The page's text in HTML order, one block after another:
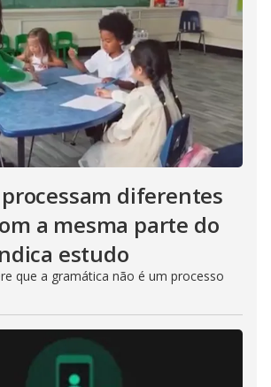
diferentes
a mesma parte do
estudo
que a gramática não é um processo